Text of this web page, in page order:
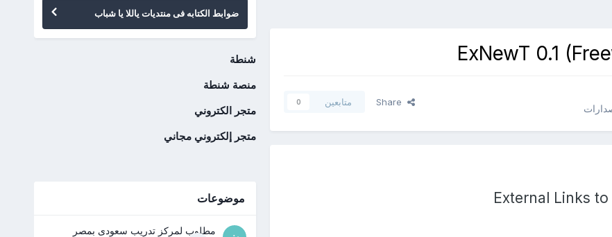
Share متابعين 0
External Links
ضوابط الكتابه فى منتديات ياللا يا شباب
شنطة
منصة شنطة
متجر الكتروني
متجر إلكتروني مجاني
موضوعات
مطلوب لمركز تدريب سعودى بمصر